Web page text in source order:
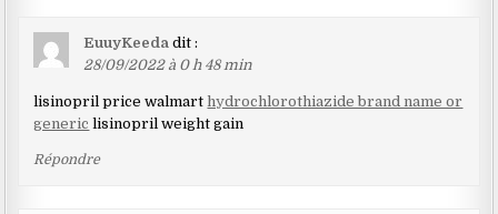
EuuyKeeda dit :
28/09/2022 à 0 h 48 min
lisinopril price walmart hydrochlorothiazide brand name or
generic lisinopril weight gain
Répondre